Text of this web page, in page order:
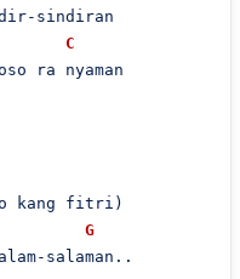
sindiran
C
ra nyaman
kang fitri)
G
salaman..